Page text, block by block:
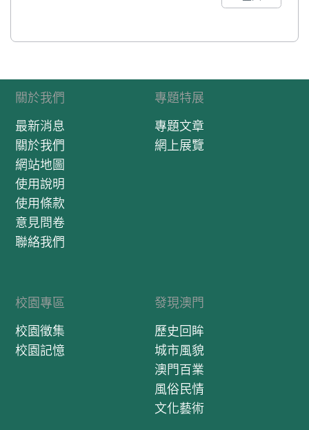
關於我們
最新消息
關於我們
網站地圖
使用說明
使用條款
意見問卷
聯絡我們
專題特展
專題文章
網上展覽
校園專區
校園徵集
校園記憶
發現澳門
歷史回眸
城市風貌
澳門百業
風俗民情
文化藝術